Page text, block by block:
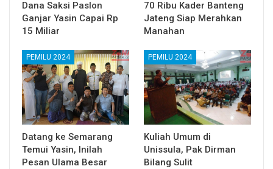
Dana Saksi Paslon
Ganjar Yasin Capai Rp
15 Miliar
70 Ribu Kader Banteng
Jateng Siap Merahkan
Manahan
PEMILU 2024
Datang ke Semarang
Temui Yasin, Inilah
Pesan Ulama Besar
PEMILU 2024
Kuliah Umum di
Unissula, Pak Dirman
Bilang Sulit